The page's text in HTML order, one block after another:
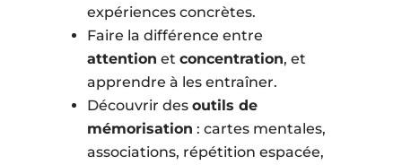
expériences concrètes.
Faire la différence entre
attention et concentration, et
apprendre à les entraîner.
Découvrir des outils de
mémorisation : cartes mentales,
associations, répétition espacée,